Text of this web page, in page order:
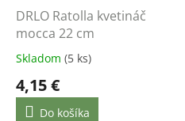
DRLO Ratolla kvetináč
mocca 22 cm
Skladom (5 ks)
4,15 €
Do košíka